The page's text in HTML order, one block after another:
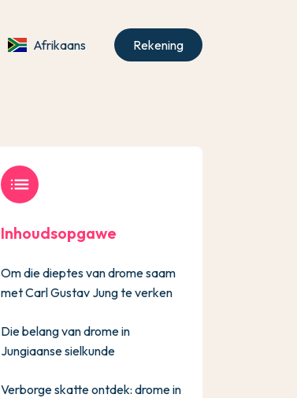
Afrikaans Rekening
list
Inhoudsopgawe
Om die dieptes van drome saam
met Carl Gustav Jung te verken
Die belang van drome in
Jungiaanse sielkunde
Verborge skatte ontdek: drome in